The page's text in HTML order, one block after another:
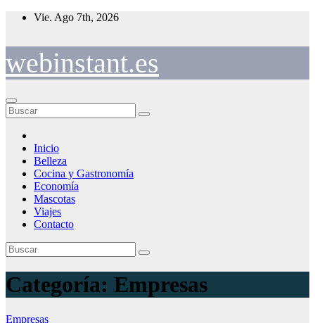
Saltar
Vie. Ago 7th, 2026
webinstant.es
Inicio
Belleza
Cocina y Gastronomía
Economía
Mascotas
Viajes
Contacto
Categoría: Empresas
Empresas